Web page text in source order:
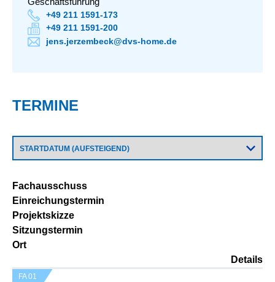
+49 211 1591-173
+49 211 1591-200
jens.jerzembeck@dvs-home.de
TERMINE
Fachausschuss
Einreichungstermin
Projektskizze
Sitzungstermin
Ort
Details
FA 01